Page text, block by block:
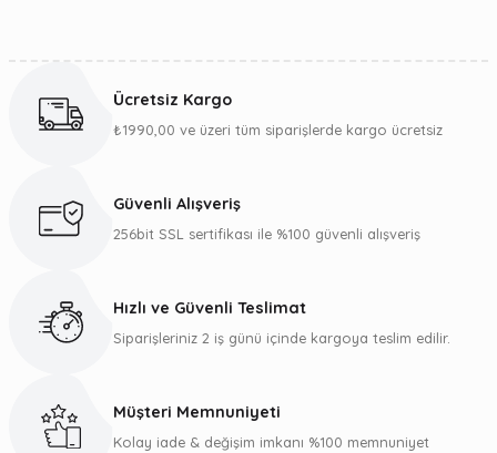
Görüş ve önerileriniz için teşekkür ederiz.
Ürün bilgilerinde hatalar bulunuyor.
Gönder
Ücretsiz Kargo
₺1990,00 ve üzeri tüm siparişlerde kargo ücretsiz
Güvenli Alışveriş
256bit SSL sertifikası ile %100 güvenli alışveriş
Hızlı ve Güvenli Teslimat
Siparişleriniz 2 iş günü içinde kargoya teslim edilir.
Müşteri Memnuniyeti
Kolay iade & değişim imkanı %100 memnuniyet